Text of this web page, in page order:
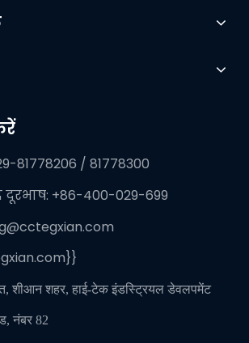
81778206 / 81778300
दूरभाष: +86-400-029-699
शीआन शहर, हाई-टेक इंडस्ट्रियल डेवलपमेंट
नंबर 82